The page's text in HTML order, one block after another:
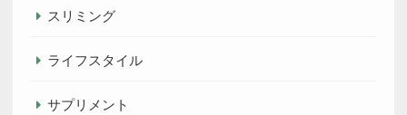
スリミング
ライフスタイル
サプリメント